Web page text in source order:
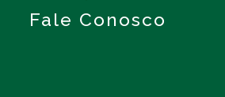
Fale Conosco